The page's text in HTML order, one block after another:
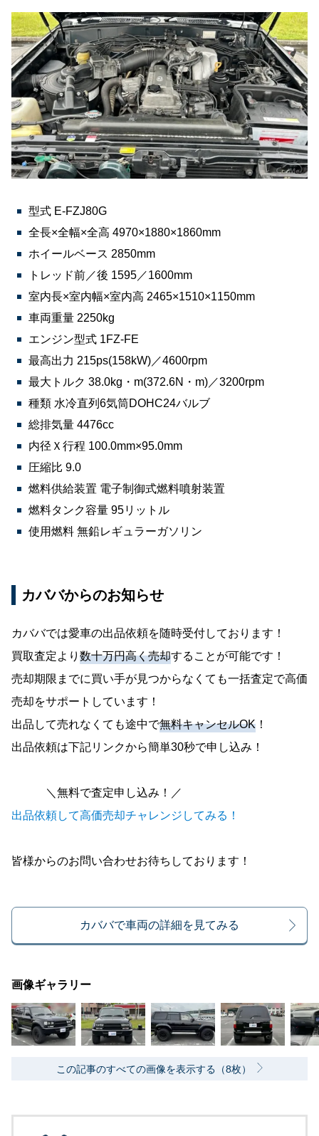
型式 E-FZJ80G
全長×全幅×全高 4970×1880×1860mm
ホイールベース 2850mm
トレッド前／後 1595／1600mm
室内長×室内幅×室内高 2465×1510×1150mm
車両重量 2250kg
エンジン型式 1FZ-FE
最高出力 215ps(158kW)／4600rpm
最大トルク 38.0kg・m(372.6N・m)／3200rpm
種類 水冷直列6気筒DOHC24バルブ
総排気量 4476cc
内径Ｘ行程 100.0mm×95.0mm
圧縮比 9.0
燃料供給装置 電子制御式燃料噴射装置
燃料タンク容量 95リットル
使用燃料 無鉛レギュラーガソリン
カババからのお知らせ
カババでは愛車の出品依頼を随時受付しております！
買取査定より 数十万円高く売却することが可能です！
売却期限までに買い手が見つからなくても一括査定で高価
売却をサポートしています！
出品して売れなくても途中で無料キャンセルOK ！
出品依頼は下記リンクから簡単30秒で申し込み！
＼無料で査定申し込み！／
出品依頼して高価売却チャレンジしてみる！
皆様からのお問い合わせお待ちしております！
カババで車両の詳細を見てみる
画像ギャラリー
この記事のすべての画像を表示する（8枚）